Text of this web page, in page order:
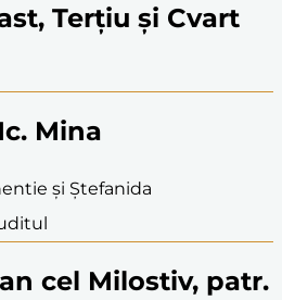
Terțiu și Cvart
Mina
și Ștefanida
cel Milostiv, patr.